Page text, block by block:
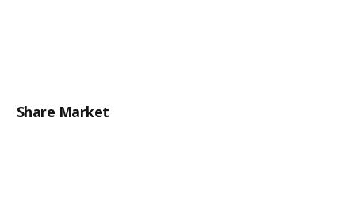
Share Market